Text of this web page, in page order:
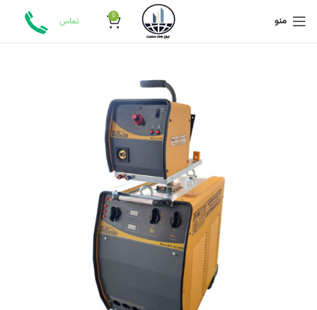
منو 0 تماس